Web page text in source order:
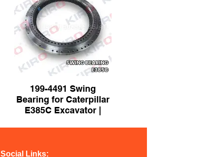
199-4491 Swing
Bearing for Caterpillar
E385C Excavator |
Social Links: